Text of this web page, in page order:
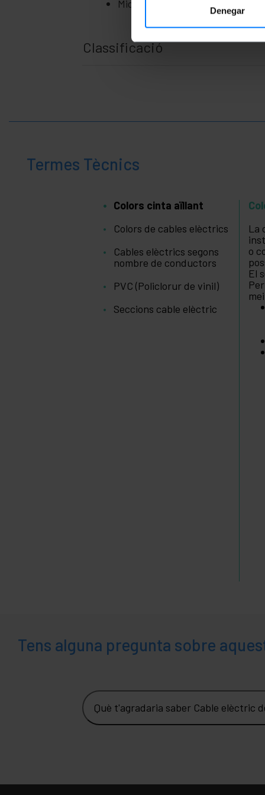
Denegar
Mides del paquet: 23.0 x 13.0 x
Classificació
Termes Tècnics
Colors cinta aïllant
Colors de cables elèctrics
Cables elèctrics segons
nombre de conductors
PVC (Policlorur de vinil)
Seccions cable elèctric
La
o
El
Tens alguna pregunta sobre
Què t'agradaria saber Cable elèctric